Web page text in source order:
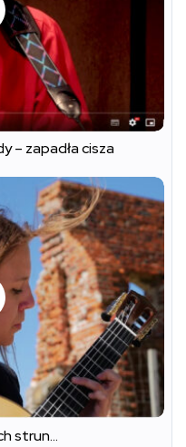
– zapadła cisza
strun…